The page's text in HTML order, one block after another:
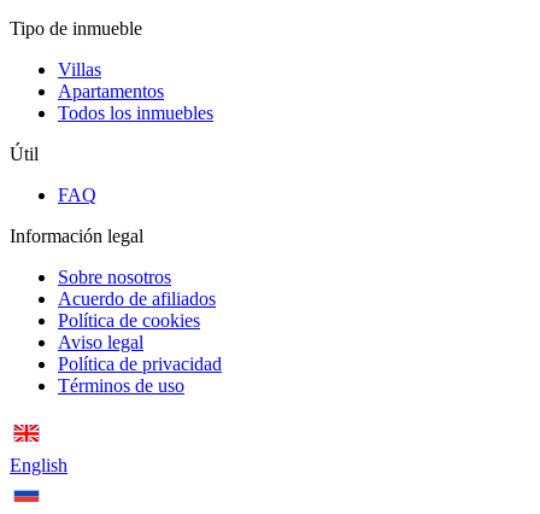
Tipo de inmueble
Villas
Apartamentos
Todos los inmuebles
Útil
FAQ
Información legal
Sobre nosotros
Acuerdo de afiliados
Política de cookies
Aviso legal
Política de privacidad
Términos de uso
English